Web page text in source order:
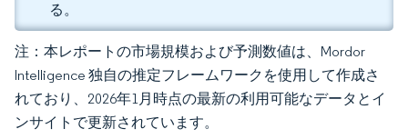
る。
注：本レポートの市場規模および予測数値は、Mordor
Intelligence 独自の推定フレームワークを使用して作成さ
れており、2026年1月時点の最新の利用可能なデータとイ
ンサイトで更新されています。